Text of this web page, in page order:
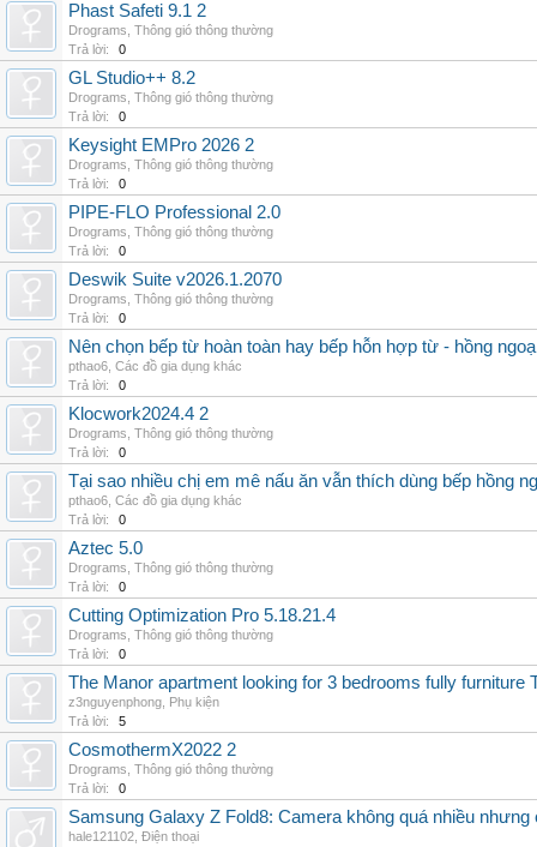
Phast Safeti 9.1 2
Drograms Thông gió thông thường
Trả lời:
0
GL Studio++ 8.2
Drograms Thông gió thông thường
Trả lời:
0
Keysight EMPro 2026 2
Drograms Thông gió thông thường
Trả lời:
0
PIPE-FLO Professional 2.0
Drograms Thông gió thông thường
Trả lời:
0
Deswik Suite v2026.1.2070
Drograms Thông gió thông thường
Trả lời:
0
Nên chọn bếp từ hoàn toàn hay bếp hỗn hợp từ - hồng
pthao6 Các đồ gia dụng khác
Trả lời:
0
Klocwork2024.4 2
Drograms Thông gió thông thường
Trả lời:
0
Tại sao nhiều chị em mê nấu ăn vẫn thích dùng bếp hồng
pthao6 Các đồ gia dụng khác
Trả lời:
0
Aztec 5.0
Drograms Thông gió thông thường
Trả lời:
0
Cutting Optimization Pro 5.18.21.4
Drograms Thông gió thông thường
Trả lời:
0
The Manor apartment looking for 3 bedrooms fully furniture
z3nguyenphong Phụ kiện
Trả lời:
5
CosmothermX2022 2
Drograms Thông gió thông thường
Trả lời:
0
Samsung Galaxy Z Fold8: Camera không quá nhiều nhưng
hale121102 Điện thoại